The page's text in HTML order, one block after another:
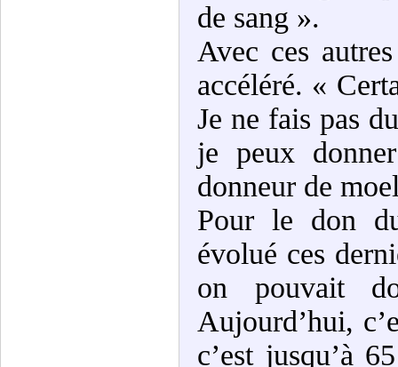
de sang ».
Avec ces
accéléré. «
Je ne fais pas
je peux
donneur de
Pour le don
évolué ces
on pouvait
Aujourd’hui,
c’est jusqu’à